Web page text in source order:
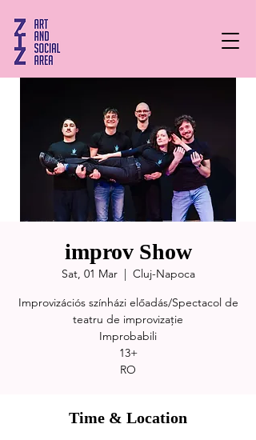
improv Show
Sat, 01 Mar
  |
Cluj-Napoca
Improvizációs színházi előadás/Spectacol de
teatru de improvizație
Improbabili
13+
Time & Location